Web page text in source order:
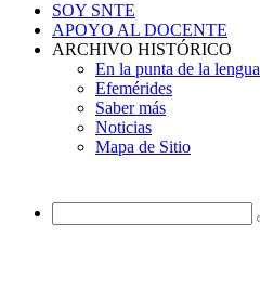
SOY SNTE
APOYO AL DOCENTE
ARCHIVO HISTÓRICO
En la punta de la lengua
Efemérides
Saber más
Noticias
Mapa de Sitio